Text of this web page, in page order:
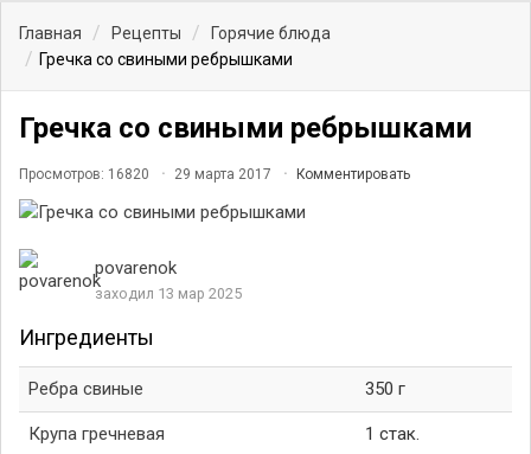
Главная Рецепты
Горячие блюда
Гречка со свиными ребрышками
Гречка со свиными ребрышками
Просмотров: 16820 29 марта 2017 Комментировать
povarenok
заходил 13 мар 2025
Ингредиенты
Ребра свиные 350 г
Крупа гречневая 1 стак.